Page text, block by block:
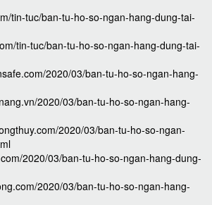
tin-tuc/ban-tu-ho-so-ngan-hang-dung-tai-
tin-tuc/ban-tu-ho-so-ngan-hang-dung-tai-
2020/03/ban-tu-ho-so-ngan-hang-
2020/03/ban-tu-ho-so-ngan-hang-
2020/03/ban-tu-ho-so-ngan-
2020/03/ban-tu-ho-so-ngan-hang-dung-
2020/03/ban-tu-ho-so-ngan-hang-